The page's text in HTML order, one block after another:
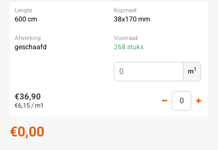
600 cm 38x170 mm
geschaafd 268 stuks
m1
€36,90
€6,15 / m1
€0,00